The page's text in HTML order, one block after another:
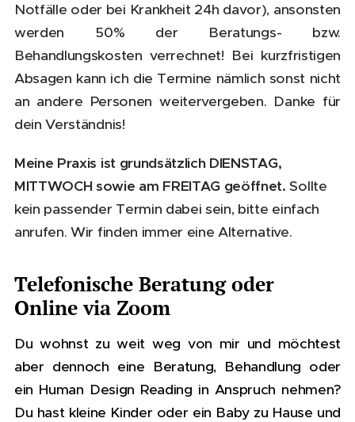
Notfälle oder bei Krankheit 24h davor), ansonsten
werden 50% der Beratungs- bzw.
Behandlungskosten verrechnet! Bei kurzfristigen
Absagen kann ich die Termine nämlich sonst nicht
an andere Personen weitervergeben. Danke für
dein Verständnis!
Meine Praxis ist grundsätzlich DIENSTAG,
MITTWOCH sowie am FREITAG geöffnet.Sollte
kein passender Termin dabei sein, bitte einfach
anrufen. Wir finden immer eine Alternative.
Telefonische Beratung oder
Online via Zoom
Du wohnst zu weit weg von mir und möchtest
aber dennoch eine Beratung, Behandlung oder
ein Human Design Reading in Anspruch nehmen?
Du hast kleine Kinder oder ein Baby zu Hause und